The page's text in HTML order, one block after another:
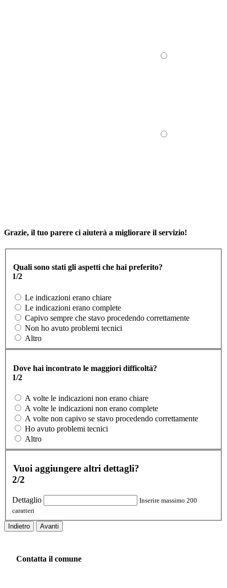
Grazie, il tuo parere ci aiuterà a migliorare il servizio!
Quali sono stati gli aspetti che hai preferito?
1/2
Le indicazioni erano chiare
Le indicazioni erano complete
Capivo sempre che stavo procedendo correttamente
Non ho avuto problemi tecnici
Altro
Dove hai incontrato le maggiori difficoltà?
1/2
A volte le indicazioni non erano chiare
A volte le indicazioni non erano complete
A volte non capivo se stavo procedendo correttamente
Ho avuto problemi tecnici
Altro
Vuoi aggiungere altri dettagli?
2/2
Dettaglio
Inserire massimo 200
caratteri
Indietro Avanti
Contatta il comune